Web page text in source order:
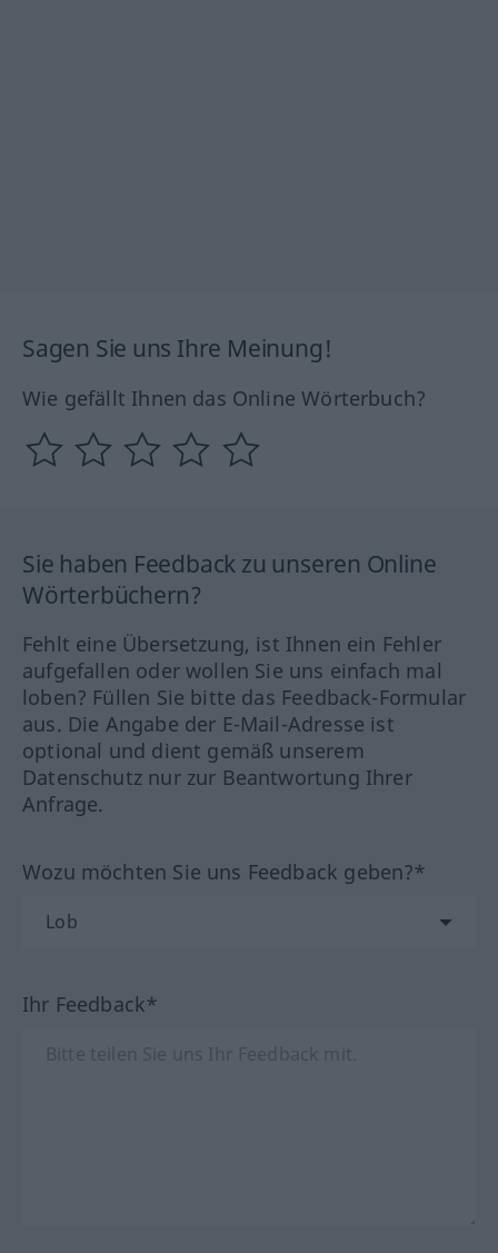
Sagen Sie uns Ihre Meinung!
Wie gefällt Ihnen das Online Wörterbuch?
Sie haben Feedback zu unseren Online
Wörterbüchern?
Fehlt eine Übersetzung, ist Ihnen ein Fehler
aufgefallen oder wollen Sie uns einfach mal
loben? Füllen Sie bitte das Feedback-Formular
aus. Die Angabe der E-Mail-Adresse ist
optional und dient gemäß unserem
Datenschutz nur zur Beantwortung Ihrer
Anfrage.
Wozu möchten Sie uns Feedback geben?*
Ihr Feedback*